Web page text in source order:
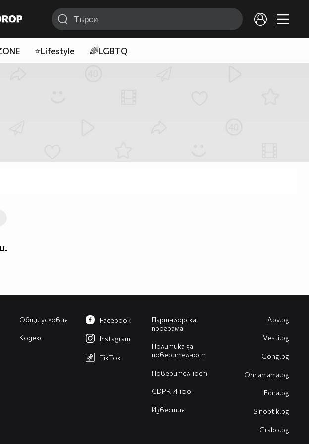
⭐Lifestyle 🌈LGBTQ
Общи условия
Кодекс
Партньорска
програма
Политика за
поверителност
Поверителност
GDPR Инфо
Известия
Facebook
Instagram
TikTok
Abv.bg
Vesti.bg
Gong.bg
Оhnamama.bg
Edna.bg
Sinoptik.bg
Grabo.bg